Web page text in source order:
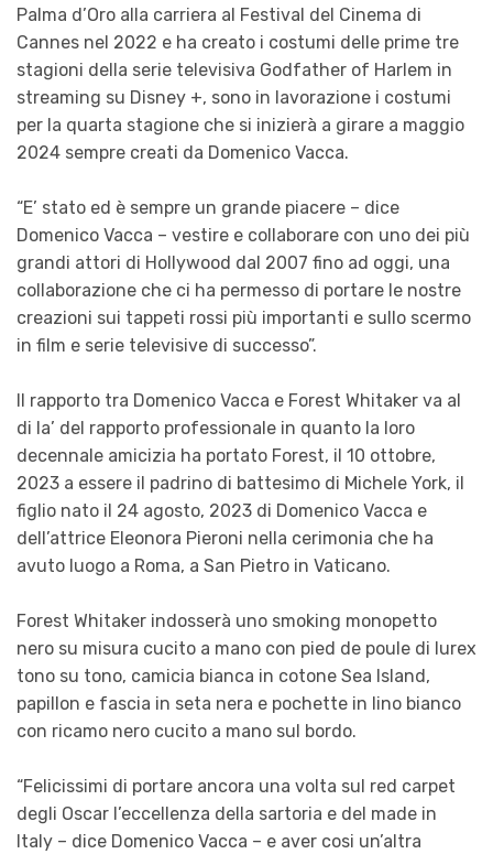
Palma d’Oro alla carriera al Festival del Cinema di
Cannes nel 2022 e ha creato i costumi delle prime tre
stagioni della serie televisiva Godfather of Harlem in
streaming su Disney +, sono in lavorazione i costumi
per la quarta stagione che si inizierà a girare a maggio
2024 sempre creati da Domenico Vacca.
“E’ stato ed è sempre un grande piacere – dice
Domenico Vacca – vestire e collaborare con uno dei più
grandi attori di Hollywood dal 2007 fino ad oggi, una
collaborazione che ci ha permesso di portare le nostre
creazioni sui tappeti rossi più importanti e sullo scermo
in film e serie televisive di successo”.
Il rapporto tra Domenico Vacca e Forest Whitaker va al
di la’ del rapporto professionale in quanto la loro
decennale amicizia ha portato Forest, il 10 ottobre,
2023 a essere il padrino di battesimo di Michele York, il
figlio nato il 24 agosto, 2023 di Domenico Vacca e
dell’attrice Eleonora Pieroni nella cerimonia che ha
avuto luogo a Roma, a San Pietro in Vaticano.
Forest Whitaker indosserà uno smoking monopetto
nero su misura cucito a mano con pied de poule di lurex
tono su tono, camicia bianca in cotone Sea Island,
papillon e fascia in seta nera e pochette in lino bianco
con ricamo nero cucito a mano sul bordo.
“Felicissimi di portare ancora una volta sul red carpet
degli Oscar l’eccellenza della sartoria e del made in
Italy – dice Domenico Vacca – e aver cosi un’altra